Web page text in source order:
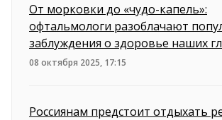
От морковки до «чудо-капель»:
офтальмологи разоблачают
заблуждения о здоровье наших
08 октября 2025, 17:15
Россиянам предстоит отдыхать